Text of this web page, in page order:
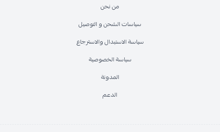
من نحن
سياسات الشحن و التوصيل
سياسة الاستبدال والاسترجاع
سياسة الخصوصية
المدونة
الدعم